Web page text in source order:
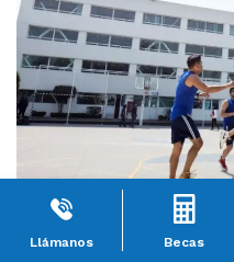
Llámanos Becas
10. Asegúrate que